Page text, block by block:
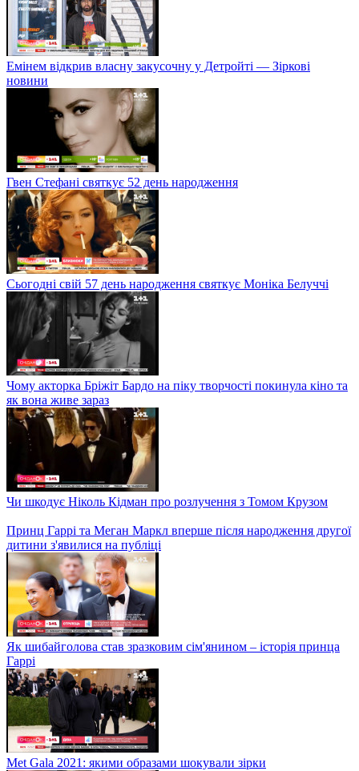
Емінем відкрив власну закусочну у Детройті — Зіркові
новини
Гвен Стефані святкує 52 день народження
Сьогодні свій 57 день народження святкує Моніка Белуччі
Чому акторка Бріжіт Бардо на піку творчості покинула кіно та
як вона живе зараз
Чи шкодує Ніколь Кідман про розлучення з Томом Крузом
Принц Гаррі та Меган Маркл вперше після народження другої
дитини з'явилися на публіці
Як шибайголова став зразковим сім'янином – історія принца
Гаррі